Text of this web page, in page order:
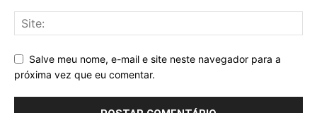
Salve meu nome, e-mail e site neste navegador para a
próxima vez que eu comentar.